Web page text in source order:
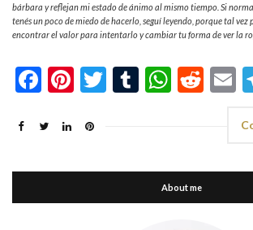
bárbara y reflejan mi estado de ánimo al mismo tiempo. Si
tenés un poco de miedo de hacerlo, seguí leyendo, porque tal vez
encontrar el valor para intentarlo y cambiar tu forma de ver la
Facebook
Pinterest
Twitter
Tumblr
About me